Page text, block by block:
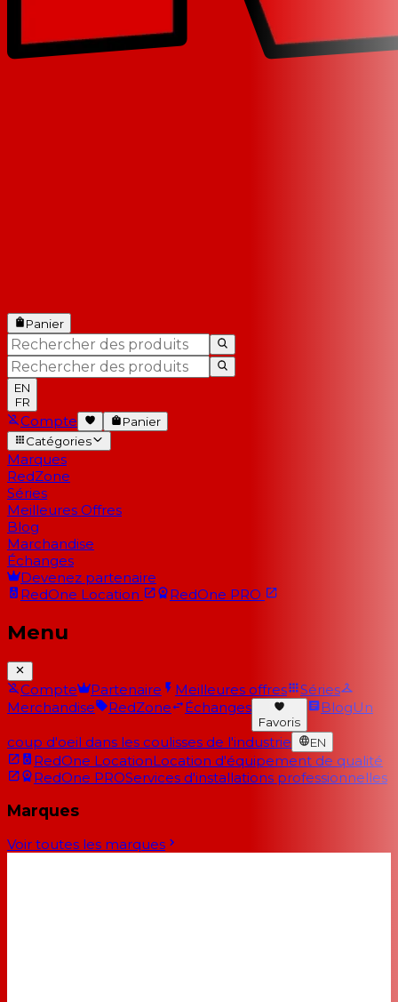
Panier
EN
FR
Compte
Panier
Catégories
Marques
RedZone
Séries
Meilleures Offres
Blog
Marchandise
Échanges
Devenez partenaire
RedOne Location RedOne PRO
Menu
Compte Partenaire Meilleures offres
Séries
Merchandise
RedZone Échanges
Favoris
BlogUn
coup d'oeil dans les coulisses de l'industrie EN
RedOne LocationLocation d'équipement de qualité
RedOne PROServices d'installations professionnelles
Marques
Voir toutes les marques